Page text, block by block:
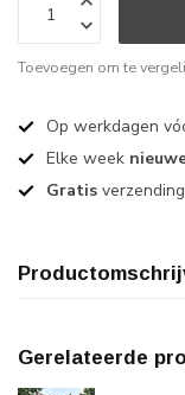
Toevoegen om te
Op werkdagen
Elke week
Gratis
Gerelateerde